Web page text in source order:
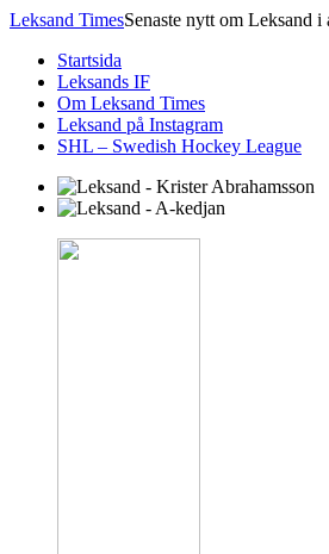
Leksand TimesSenaste nytt om Leksand
Startsida
Leksands IF
Om Leksand Times
Leksand på Instagram
SHL – Swedish Hockey League